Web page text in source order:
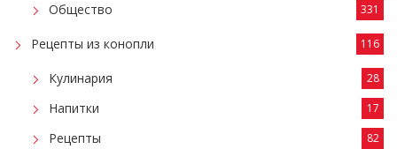
Общество 331
Рецепты из конопли 116
Кулинария 28
Напитки 17
Рецепты 82